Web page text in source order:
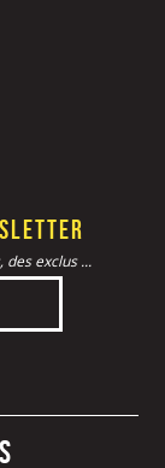
des exclus ...